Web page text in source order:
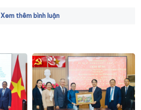
Xem thêm bình luận